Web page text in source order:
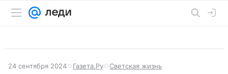
24 сентября 2024 Газета.Ру Светская жизнь